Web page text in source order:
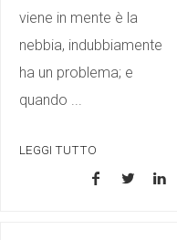
viene in mente è la
nebbia, indubbiamente
ha un problema; e
quando ...
LEGGI TUTTO